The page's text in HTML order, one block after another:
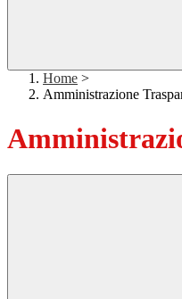
Home >
Amministrazione